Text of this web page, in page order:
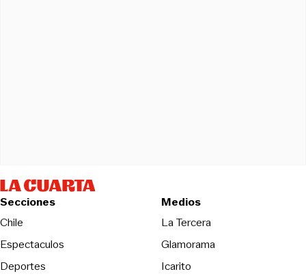
Secciones
Chile
Espectaculos
Deportes
Medios
La Tercera
Glamorama
Icarito